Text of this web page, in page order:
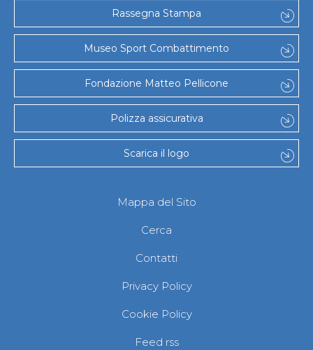
Mappa del sito
Cerca
Contatti
News
Cookies Accept
Newsletter
Catalogo formativo
Webinar
Corsi Monotematici
Corsi di Specializzazione
Corsi FIJLKAM-FISDIR
Corsi Preparatore Fisico
Corso Direttore di Gara
Sportello Fiscale
Modulistica
Quesiti fiscali
Documenti
Rassegna Stampa
Museo Sport Combattimento
Fondazione Matteo Pellicone
Polizza assicurativa
Scarica il logo
Mappa del Sito
Cerca
Contatti
Privacy Policy
Cookie Policy
Feed rss